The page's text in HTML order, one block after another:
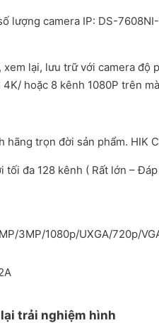
lượng camera IP: DS-
lại, lưu trữ với camera độ
hoặc 8 kênh 1080P trên
hãng trọn đời sản phẩm. HIK
tối đa 128 kênh ( Rất lớn –
3MP/1080p/UXGA/720p/
trải nghiệm hình